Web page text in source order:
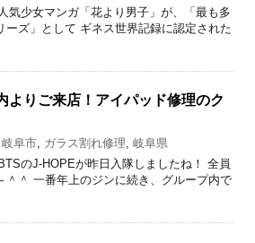
気少女マンガ「花より男子」が、「最も多
ズ」として ギネス世界記録に認定された
りご来店！アイパッド修理のク
阜市, ガラス割れ修理, 岐阜県
のJ-HOPEが昨日入隊しましたね！ 全員
＾ 一番年上のジンに続き、グループ内で